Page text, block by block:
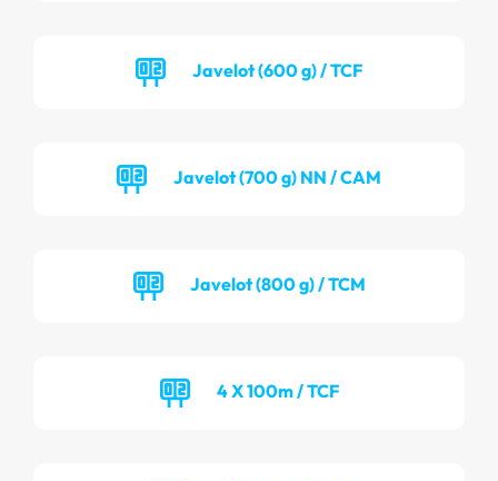
Javelot (600 g) / TCF
Javelot (700 g) NN / CAM
Javelot (800 g) / TCM
4 X 100m / TCF